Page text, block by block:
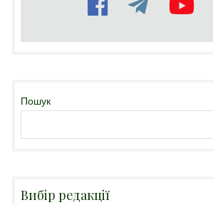
Пошук
Вибір редакції